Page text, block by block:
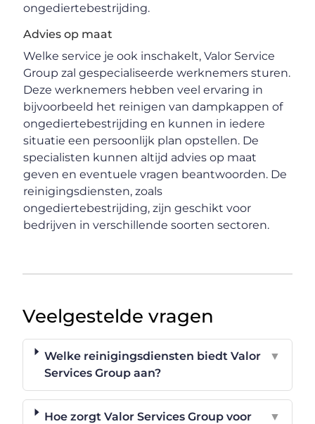
ongediertebestrijding.
Advies op maat
Welke service je ook inschakelt, Valor Service
Group zal gespecialiseerde werknemers sturen.
Deze werknemers hebben veel ervaring in
bijvoorbeeld het reinigen van dampkappen of
ongediertebestrijding en kunnen in iedere
situatie een persoonlijk plan opstellen. De
specialisten kunnen altijd advies op maat
geven en eventuele vragen beantwoorden. De
reinigingsdiensten, zoals
ongediertebestrijding, zijn geschikt voor
bedrijven in verschillende soorten sectoren.
Veelgestelde vragen
Welke reinigingsdiensten biedt Valor
Services Group aan?
▼
Hoe zorgt Valor Services Group voor
▼